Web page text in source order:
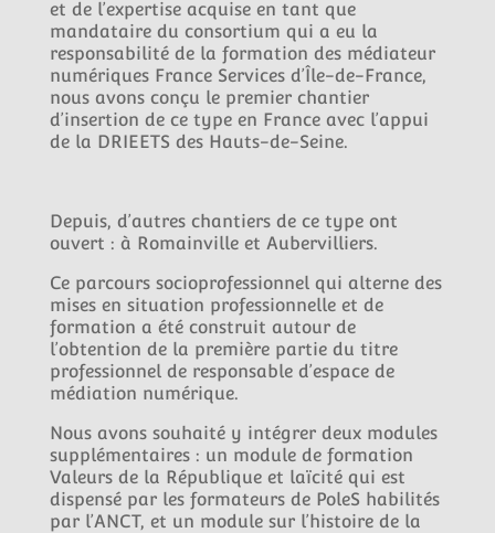
et de l’expertise acquise en tant que
mandataire du consortium qui a eu la
responsabilité de la formation des médiateur
numériques France Services d’Île-de-France,
nous avons conçu le premier chantier
d’insertion de ce type en France avec l’appui
de la DRIEETS des Hauts-de-Seine.
Depuis, d’autres chantiers de ce type ont
ouvert : à Romainville et Aubervilliers.
Ce parcours socioprofessionnel qui alterne des
mises en situation professionnelle et de
formation a été construit autour de
l’obtention de la première partie du titre
professionnel de responsable d’espace de
médiation numérique.
Nous avons souhaité y intégrer deux modules
supplémentaires : un module de formation
Valeurs de la République et laïcité qui est
dispensé par les formateurs de PoleS habilités
par l’ANCT, et un module sur l’histoire de la